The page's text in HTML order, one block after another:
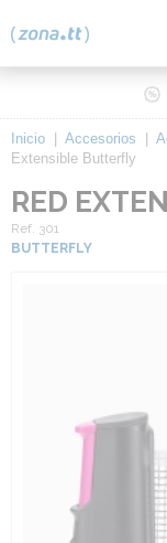
Inicio Accesorios
Extensible Butterfly
RED
Ref. 301
BUTTERFLY